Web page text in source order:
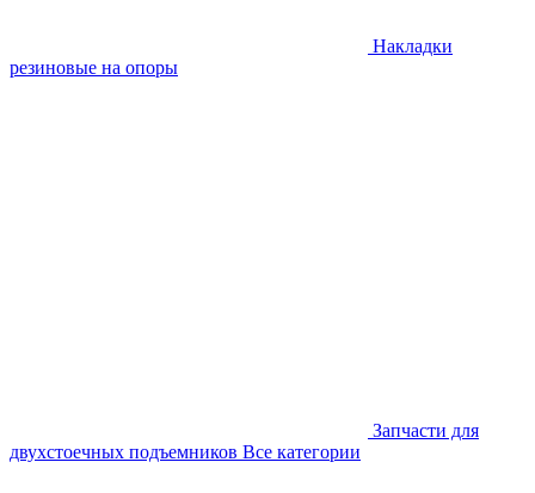
Накладки
резиновые на опоры
Запчасти для
двухстоечных подъемников Все категории